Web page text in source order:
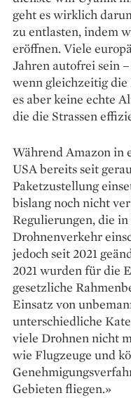
geht es wirklich
zu entlasten, indem
eröffnen. Viele
Jahren autofrei sein
wenn gleichzeitig
es aber keine echte
die die Strassen
Während Amazon in
USA bereits seit
Paketzustellung
bislang noch nicht
Regulierungen, die
Drohnenverkehr
jedoch seit 2021
2021 wurden für die
gesetzliche
Einsatz von
unterschiedliche
viele Drohnen nicht
wie Flugzeuge und
Gebieten fliegen.»